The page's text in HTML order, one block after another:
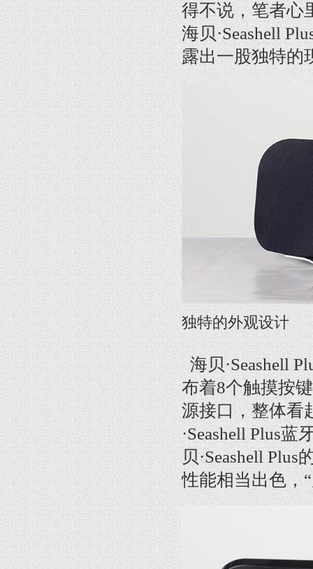
得不说，笔者心
海贝·Seashell
露出一股独特的
独特的外观设计
海贝·Seashell
布着8个触摸按
源接口，整体看
·Seashell Plus
贝·Seashell
性能相当出色，